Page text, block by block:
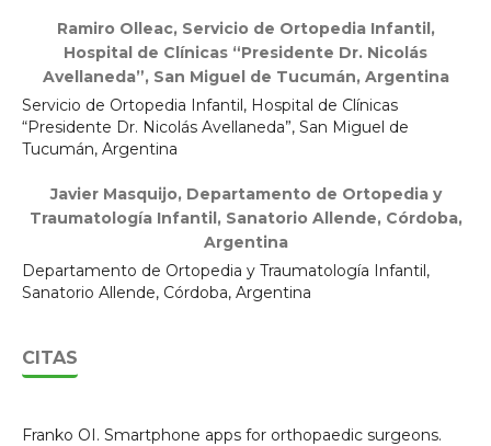
Ramiro Olleac, Servicio de Ortopedia Infantil,
Hospital de Clínicas “Presidente Dr. Nicolás
Avellaneda”, San Miguel de Tucumán, Argentina
Servicio de Ortopedia Infantil, Hospital de Clínicas
“Presidente Dr. Nicolás Avellaneda”, San Miguel de
Tucumán, Argentina
Javier Masquijo, Departamento de Ortopedia y
Traumatología Infantil, Sanatorio Allende, Córdoba,
Argentina
Departamento de Ortopedia y Traumatología Infantil,
Sanatorio Allende, Córdoba, Argentina
CITAS
Franko OI. Smartphone apps for orthopaedic surgeons.